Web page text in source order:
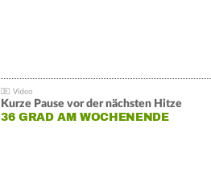
Kurze Pause vor der nächsten Hitze
36 GRAD AM WOCHENENDE